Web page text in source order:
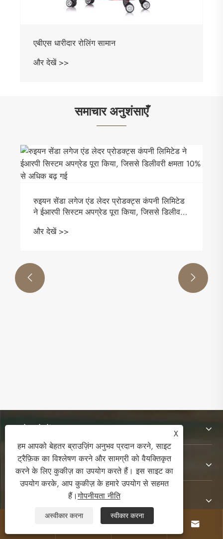
एबीएस धारीदार रोलिंग सामान
और देखें >>
समाचार अनुशंसाएँ
​रुइयन सेंडा लगेज एंड लेदर प्रोडक्ट्स कंपनी लिमिटेड
ने ईआरपी सिस्टम अपग्रेड पूरा किया, जिससे डिलीवरी
और देखें >>
 
हमारे बारे में
उत्पादों
 
X
हम आपको बेहतर ब्राउज़िंग अनुभव प्रदान करने, साइट
ट्रैफ़िक का विश्लेषण करने और सामग्री को वैयक्तिकृत
करने के लिए कुकीज़ का उपयोग करते हैं। इस साइट का
उपयोग करके, आप कुकीज़ के हमारे उपयोग से सहमत
हैं।गोपनीयता नीति
अस्वीकार करना स्वीकार करना